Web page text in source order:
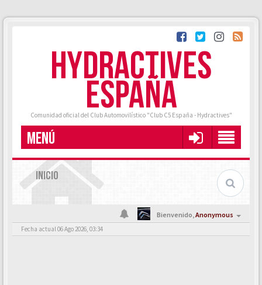
HYDRACTIVES
ESPAÑA
Comunidad oficial del Club Automovilístico "Club C5 España - Hydractives"
MENÚ
INICIO
Bienvenido,Anonymous
Fecha actual 06 Ago 2026, 03:34